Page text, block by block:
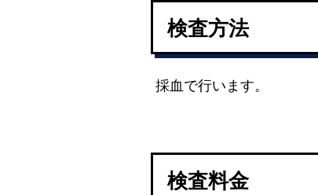
検査方法
採血で行います。
検査料金